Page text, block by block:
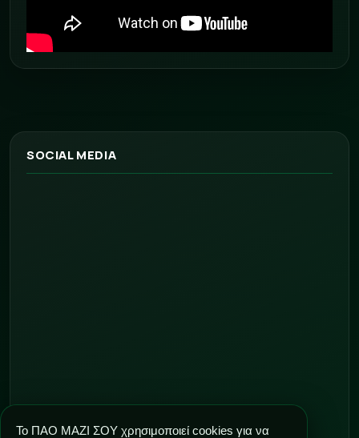
Το ΠΑΟ ΜΑΖΙ ΣΟΥ χρησιμοποιεί cookies για να
SOCIAL MEDIA